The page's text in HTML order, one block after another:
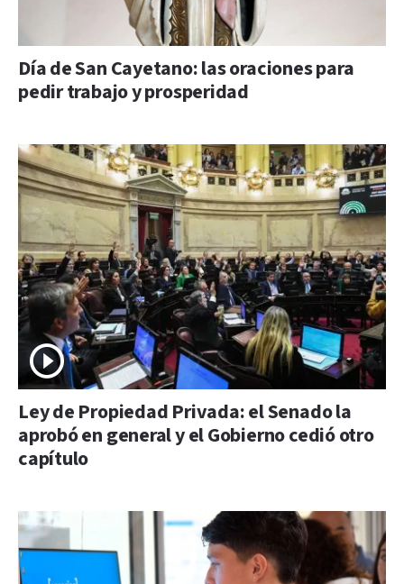
Día de San Cayetano: las oraciones para
pedir trabajo y prosperidad
Ley de Propiedad Privada: el Senado la
aprobó en general y el Gobierno cedió otro
capítulo